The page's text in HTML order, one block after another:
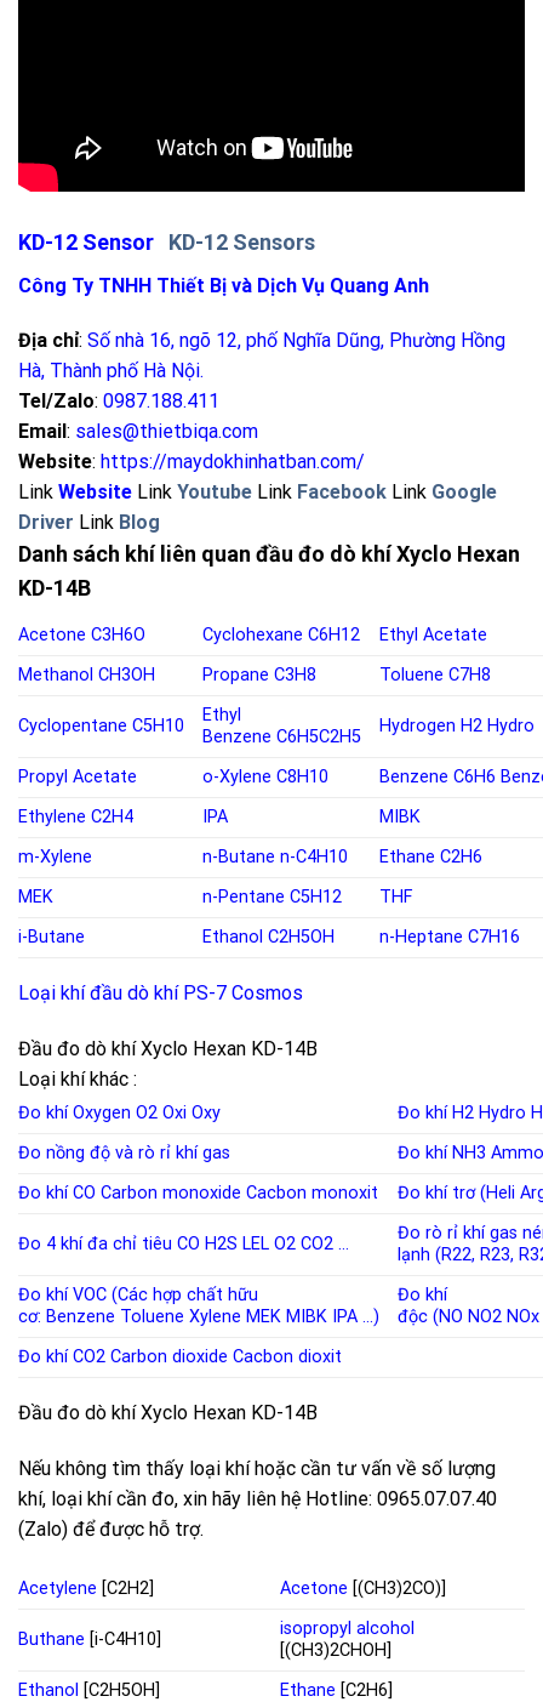
KD-12 Sensor KD-12 Sensors
Công Ty TNHH Thiết Bị và Dịch Vụ Quang Anh
Địa chỉ: Số nhà 16, ngõ 12, phố Nghĩa Dũng, Phường Hồng
Hà, Thành phố Hà Nội.
Tel/Zalo: 0987.188.411
Email : sales@thietbiqa.com
Website: https://maydokhinhatban.com/
Link Website Link Youtube Link Facebook Link Google
Driver Link Blog
Danh sách khí liên quan đầu đo dò khí Xyclo Hexan
KD-14B
Acetone C3H6O Cyclohexane C6H12
Ethyl Acetate
Methanol CH3OH Propane C3H8 Toluene C7H8
Cyclopentane C5H10
Ethyl
Benzene C6H5C2H5
Hydrogen H2 Hydro
Propyl Acetate o-Xylene C8H10 Benzene C6H6
Ethylene C2H4 IPA
MIBK
m-Xylene
n-Butane n-C4H10
Ethane C2H6
MEK
n-Pentane C5H12
THF
i-Butane
Ethanol C2H5OH n-Heptane C7H16
Loại khí đầu dò khí PS-7 Cosmos
Đầu đo dò khí Xyclo Hexan KD-14B
Loại khí khác :
Đo khí Oxygen O2 Oxi Oxy Đo khí H2 Hydro
Đo nồng độ và rò rỉ khí gas Đo khí NH3
Đo khí CO Carbon monoxide Cacbon monoxit Đo khí trơ (Heli
Đo 4 khí đa chỉ tiêu CO H2S LEL O2 CO2 …
Đo rò rỉ khí gas
lạnh (R22, R23,
Đo khí VOC (Các hợp chất hữu
cơ: Benzene Toluene Xylene MEK MIBK IPA …)
Đo khí
độc (NO NO2 NOx
Đo khí CO2 Carbon dioxide Cacbon dioxit
Đầu đo dò khí Xyclo Hexan KD-14B
Nếu không tìm thấy loại khí hoặc cần tư vấn về số lượng
khí, loại khí cần đo, xin hãy liên hệ Hotline: 0965.07.07.40
(Zalo) để được hỗ trợ.
Acetylene [C2H2] Acetone [(CH3)2CO)]
Buthane [i-C4H10]
isopropyl alcohol
[(CH3)2CHOH]
Ethanol [C2H5OH] Ethane [C2H6]